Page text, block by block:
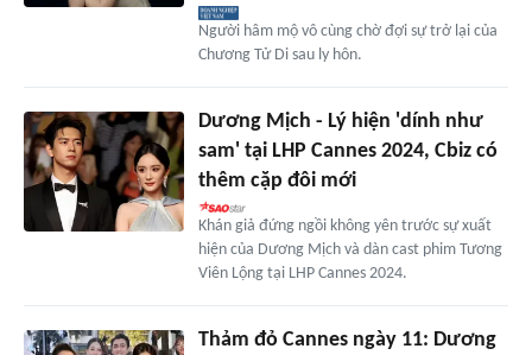
Người hâm mộ vô cùng chờ đợi sự trở lại của
Chương Tử Di sau ly hôn.
Dương Mịch - Lý hiện 'dính như
sam' tại LHP Cannes 2024, Cbiz có
thêm cặp đôi mới
Khán giả đứng ngồi không yên trước sự xuất
hiện của Dương Mịch và dàn cast phim Tương
Viên Lộng tại LHP Cannes 2024.
Thảm đỏ Cannes ngày 11: Dương